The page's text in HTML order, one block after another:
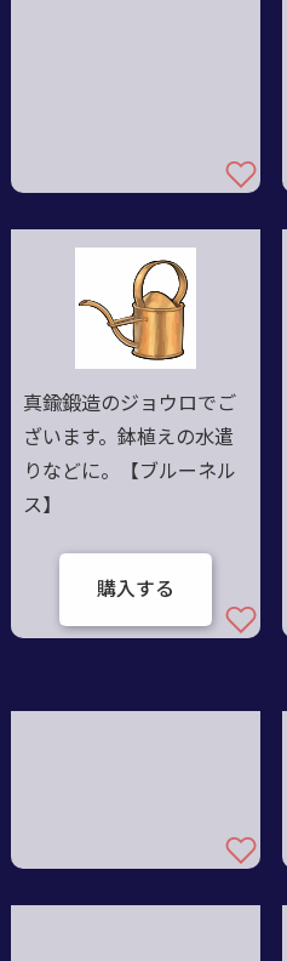
真鍮鍛造のジョウロでご
ざいます。鉢植えの水遣
りなどに。【ブルーネル
ス】
購入する